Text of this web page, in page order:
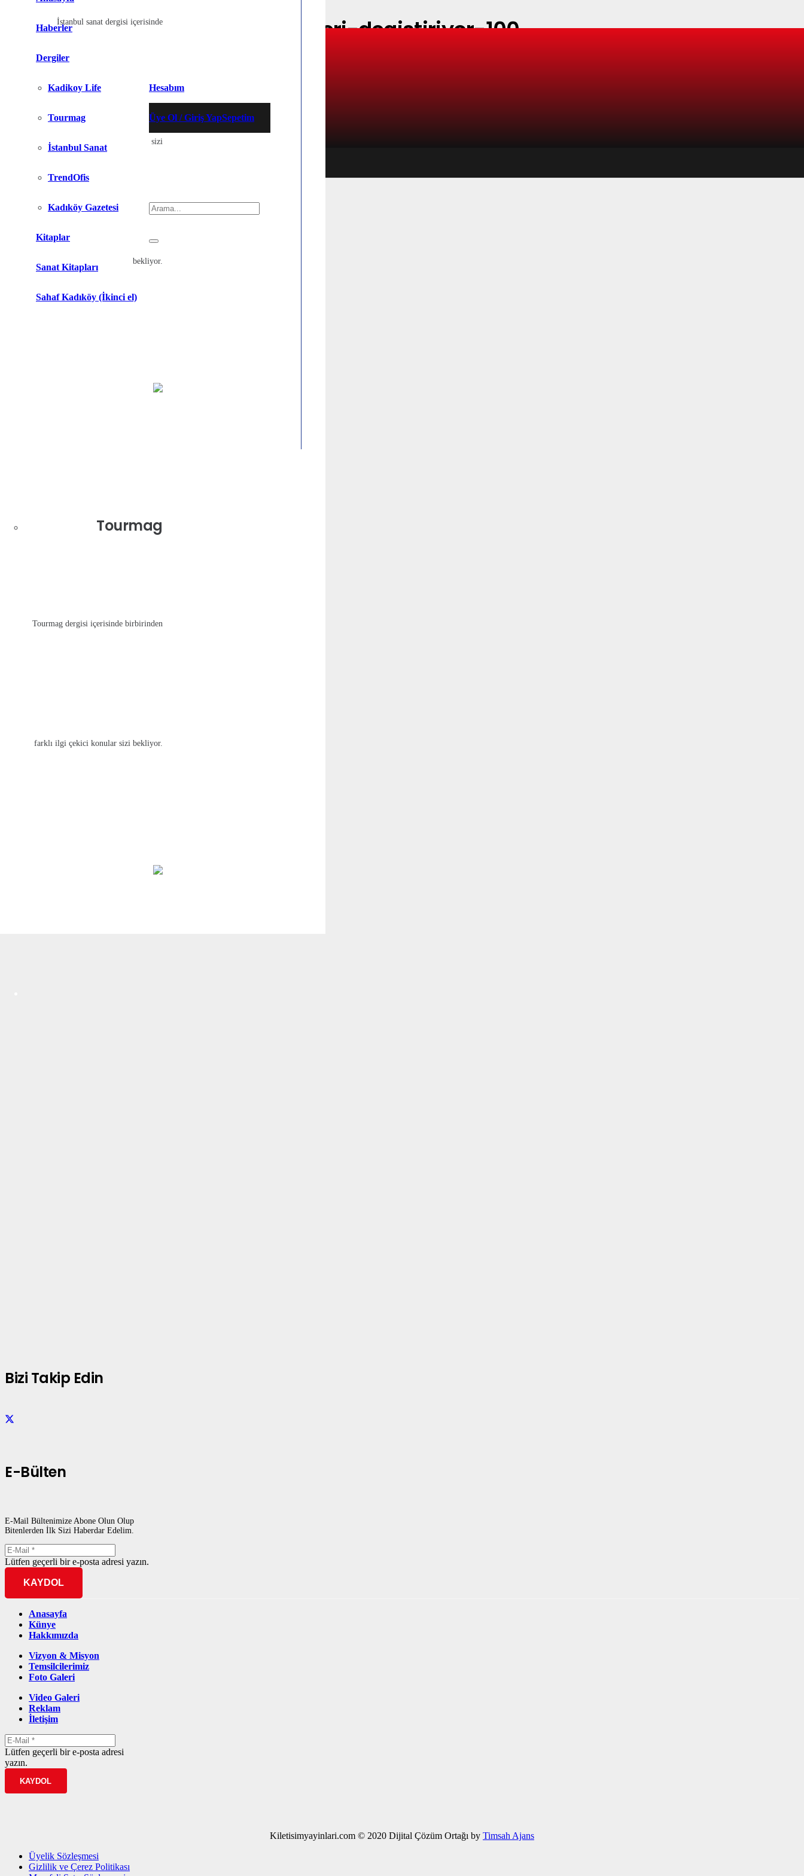
İstanbul sanat dergisi içerisinde
birbirinden farklı ilgi çekici konular sizi
bekliyor.
Tourmag
Tourmag dergisi içerisinde birbirinden
farklı ilgi çekici konular sizi bekliyor.
Haberler
Dergiler
Kadikoy Life
Tourmag
İstanbul Sanat
TrendOfis
Kadıköy Gazetesi
Kitaplar
Sanat Kitapları
Sahaf Kadıköy (İkinci el)
Hesabım
Üye Ol / Giriş YapSepetim
Ürün
istanbul-sanat-dergisi-dengeleri-degistiriyor-100
Bizi Takip Edin
E-Bülten
E-Mail Bültenimize Abone Olun Olup
Bitenlerden İlk Sizi Haberdar Edelim.
Lütfen geçerli bir e-posta adresi yazın.
KAYDOL
Anasayfa
Künye
Hakkımızda
Vizyon & Misyon
Temsilcilerimiz
Foto Galeri
Video Galeri
Reklam
İletişim
Lütfen geçerli bir e-posta adresi
yazın.
KAYDOL
Kiletisimyayinlari.com © 2020 Dijital Çözüm Ortağı by Timsah Ajans
Üyelik Sözleşmesi
Gizlilik ve Çerez Politikası